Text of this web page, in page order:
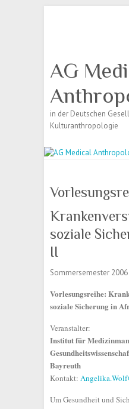
AG
in der Deutschen
Kulturanthropologie
soziale
II
Sommersemester 2006
Vorlesungsreihe:
soziale Sicherung in
Veranstalter:
Institut für
Bayreuth
Kontakt:
Um Gesundheit und